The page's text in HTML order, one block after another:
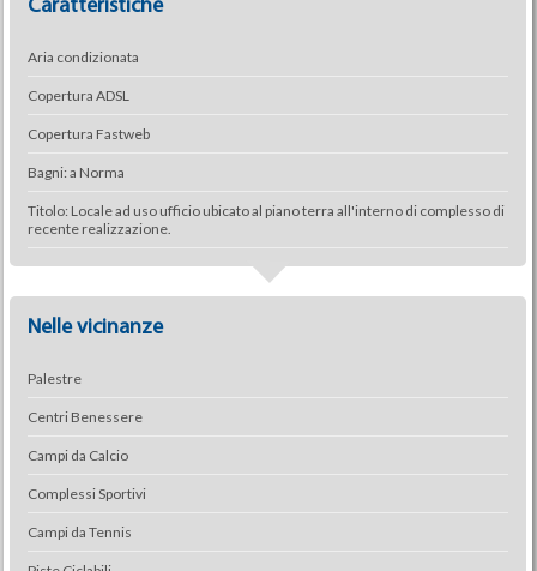
Caratteristiche
Aria condizionata
Copertura ADSL
Copertura Fastweb
Bagni: a Norma
Titolo: Locale ad uso ufficio ubicato al piano terra all'interno di complesso di
recente realizzazione.
Nelle vicinanze
Palestre
Centri Benessere
Campi da Calcio
Complessi Sportivi
Campi da Tennis